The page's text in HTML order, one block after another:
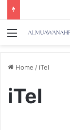
Menu
Home / iTel
iTel